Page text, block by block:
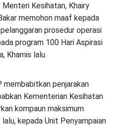
Menteri Kesihatan, Khairy
memohon maaf kepada
prosedur operasi
program 100 Hari Aspirasi
Khamis lalu.
membabitkan penjarakan
Kementerian Kesihatan
kompaun maksimum
kepada Unit Penyampaian